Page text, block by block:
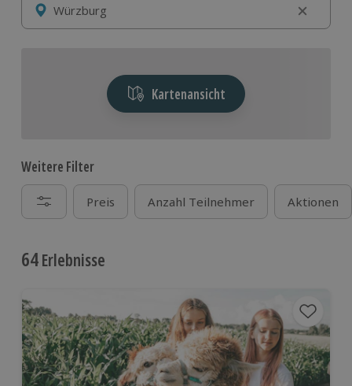
erkunde die Stadt am Main sowie das Umland einmal
aus einer anderen Perspektive!
Kartenansicht
Weitere Filter
Preis Anzahl Teilnehmer Aktionen
64Erlebnisse